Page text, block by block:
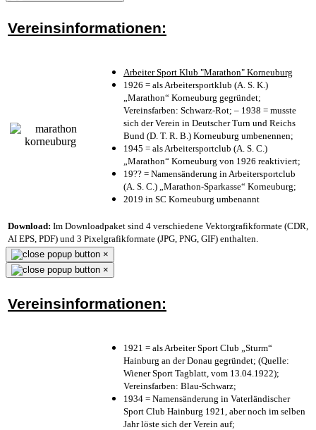
Vereinsinformationen:
Arbeiter Sport Klub "Marathon" Korneuburg
1926 = als Arbeitersportklub (A. S. K.)
„Marathon“ Korneuburg gegründet;
Vereinsfarben: Schwarz-Rot; – 1938 = musste
sich der Verein in Deutscher Turn und Reichs
Bund (D. T. R. B.) Korneuburg umbenennen;
1945 = als Arbeitersportclub (A. S. C.)
„Marathon“ Korneuburg von 1926 reaktiviert;
19?? = Namensänderung in Arbeitersportclub
(A. S. C.) „Marathon-Sparkasse“ Korneuburg;
2019 in SC Korneuburg umbenannt
Download: Im Downloadpaket sind 4 verschiedene Vektorgrafikformate (CDR,
AI EPS, PDF) und 3 Pixelgrafikformate (JPG, PNG, GIF) enthalten.
×
×
Vereinsinformationen:
1921 = als Arbeiter Sport Club „Sturm“
Hainburg an der Donau gegründet; (Quelle:
Wiener Sport Tagblatt, vom 13.04.1922);
Vereinsfarben: Blau-Schwarz;
1934 = Namensänderung in Vaterländischer
Sport Club Hainburg 1921, aber noch im selben
Jahr löste sich der Verein auf;